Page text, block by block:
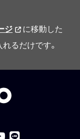
ジ
に移動した
るだけです。